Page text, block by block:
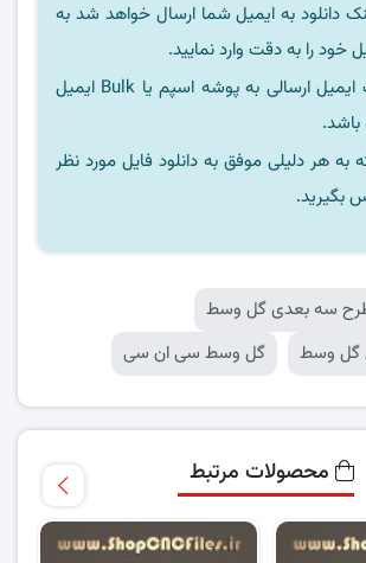
دانلود به ایمیل شما ارسال خواهد شد به
خود را به دقت وارد نمایید.
ممکن است ایمیل ارسالی به پوشه اسپم یا Bulk ایمیل
به هر دلیلی موفق به دانلود فایل مورد نظر
بگیرید.
سه بعدی گل وسط
گل وسط
گل وسط سی ان سی
محصولات مرتبط